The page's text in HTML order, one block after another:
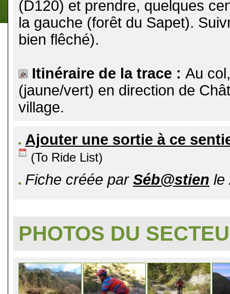
(D120) et prendre, quelques
la gauche (forêt du Sapet).
bien flêché).
Itinéraire de la trace : Au
(jaune/vert) en direction de
village.
Ajouter une sortie à ce
(To Ride List)
Fiche créée par Séb@stien le
PHOTOS DU